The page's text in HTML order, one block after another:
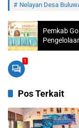
Nelayan Desa
Pemkab
1
Pos Terkait